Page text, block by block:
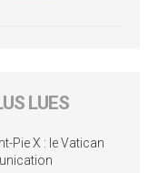
LUES
Pie X : le Vatican